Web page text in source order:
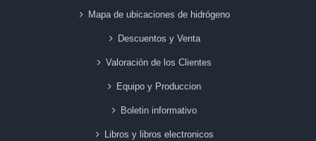
Mapa de ubicaciones de hidrógeno
Descuentos y Venta
Valoración de los Clientes
Equipo y Produccion
Boletin informativo
Libros y libros electronicos